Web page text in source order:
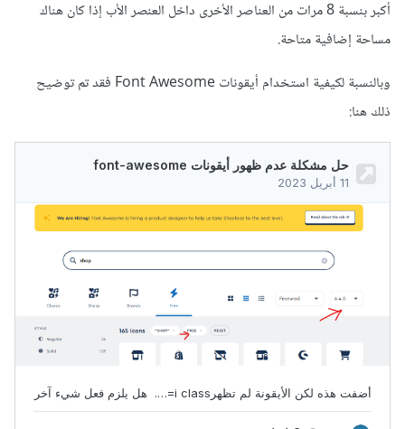
أكبر بنسبة 8 مرات من العناصر الأخرى داخل العنصر الأب إذا كان هناك
مساحة إضافية متاحة.
وبالنسبة لكيفية استخدام أيقونات Font Awesome فقد تم توضيح
ذلك هنا: